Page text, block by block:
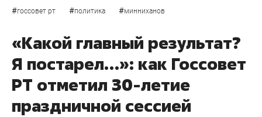
#госсовет рт #политика #минниханов
«Какой главный результат?
Я постарел…»: как Госсовет
РТ отметил 30-летие
праздничной сессией